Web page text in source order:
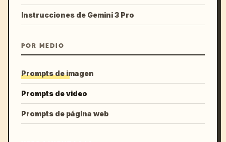
Instrucciones de Gemini 3 Pro
POR MEDIO
Prompts de imagen
Prompts de video
Prompts de página web